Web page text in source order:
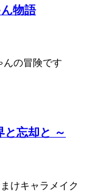
物語
んの冒険です
忘却と ～
けキャラメイク